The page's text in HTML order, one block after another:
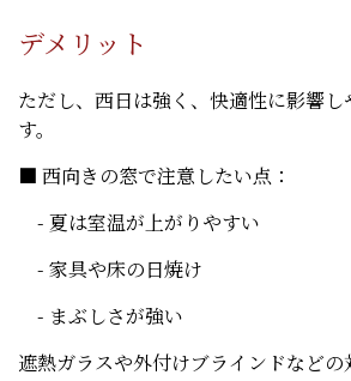
デメリット
ただし、西日は強く、快適性に影響し
す。
■ 西向きの窓で注意したい点：
- 夏は室温が上がりやすい
- 家具や床の日焼け
- まぶしさが強い
遮熱ガラスや外付けブラインドなどの